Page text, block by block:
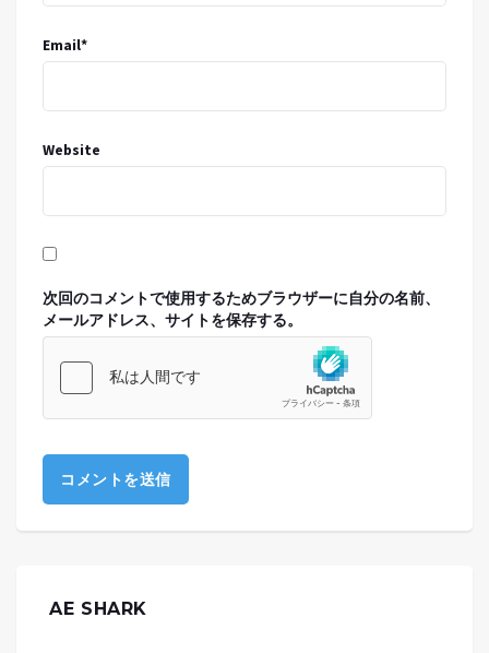
Email*
Website
次回のコメントで使用するためブラウザーに自分の名前、
メールアドレス、サイトを保存する。
AE SHARK